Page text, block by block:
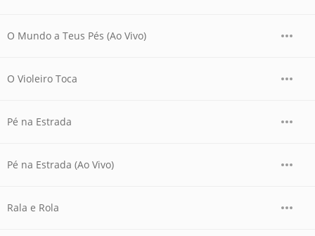
O Mundo a Teus Pés (Ao Vivo)
O Violeiro Toca
Pé na Estrada
Pé na Estrada (Ao Vivo)
Rala e Rola